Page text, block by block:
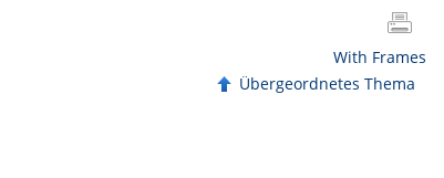
With Frames
Übergeordnetes Thema